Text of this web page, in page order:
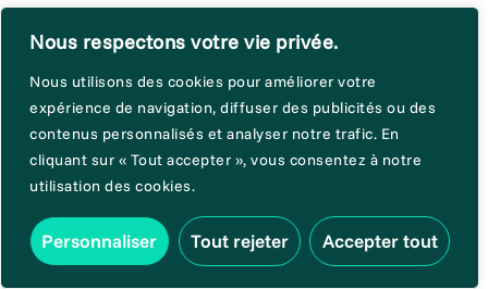
Nous respectons votre vie privée.
Nous utilisons des cookies pour améliorer votre
expérience de navigation, diffuser des publicités ou des
contenus personnalisés et analyser notre trafic. En
cliquant sur « Tout accepter », vous consentez à notre
utilisation des cookies.
Personnaliser Tout rejeter Accepter tout